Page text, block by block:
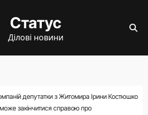
Статус
Ділові новини
депутатки з Житомира Ірини Костюшко
закінчитися справою про